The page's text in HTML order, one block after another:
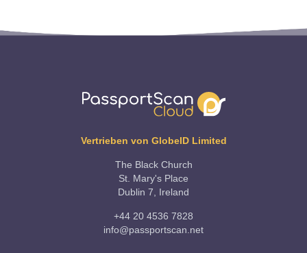
Vertrieben von GlobeID Limited
The Black Church
St. Mary's Place
Dublin 7, Ireland
+44 20 4536 7828
info@passportscan.net